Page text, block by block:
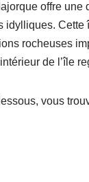
offre
idylliques.
rocheuses
de l’île
vous